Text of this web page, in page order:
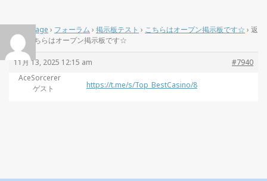
Home Page › フォーラム › 掲示板テスト › こちらはオープン掲示板です☆ › 返
信先: こちらはオープン掲示板です☆
11月 13, 2025 12:15 am
#7940
AceSorcerer
ゲスト
https://t.me/s/Top_BestCasino/8